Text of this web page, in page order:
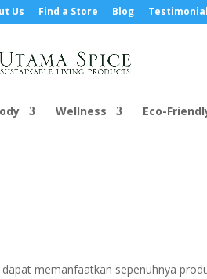
Us Find a Store Blog
Wellness Eco-
memanfaatkan sepenuhnya